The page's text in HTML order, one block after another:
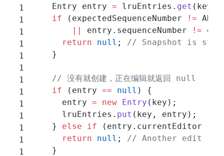
    Entry entry
= lruEntries. get (key);
    if
(expectedSequenceNumber !=
entry.sequenceNumber !=
      return
null ; // Snapshot is
    }
    // 没有就创建，正在编辑就返回 null
    if
(entry == null ) {
      entry
= new Entry (key);
      lruEntries.
put (key, entry);
    }
else if (entry.currentEditor
      return
null ; // Another edit is
    }